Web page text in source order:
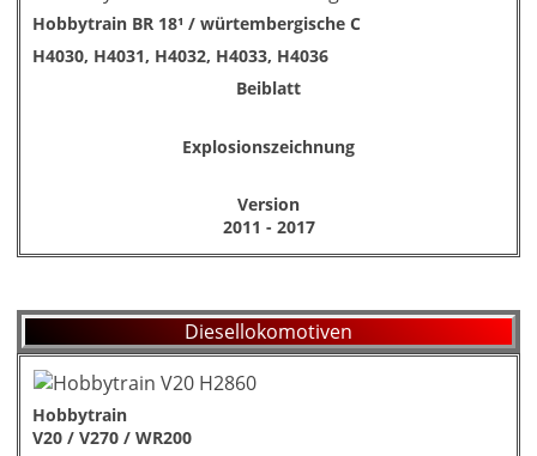
Hobbytrain BR 18¹ / würtembergische C
H4030, H4031, H4032, H4033, H4036
Beiblatt
Explosionszeichnung
Version
2011 - 2017
Diesellokomotiven
Hobbytrain
V20 / V270 / WR200